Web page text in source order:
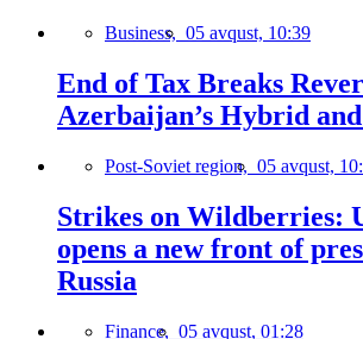
Business, 05 avqust, 10:39
End of Tax Breaks
Azerbaijan’s Hybrid
Post-Soviet region, 05 avqust,
Strikes on Wildberries:
opens a new front of
Russia
Finance, 05 avqust, 01:28